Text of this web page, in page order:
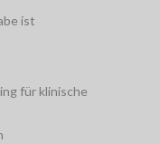
ist
für klinische